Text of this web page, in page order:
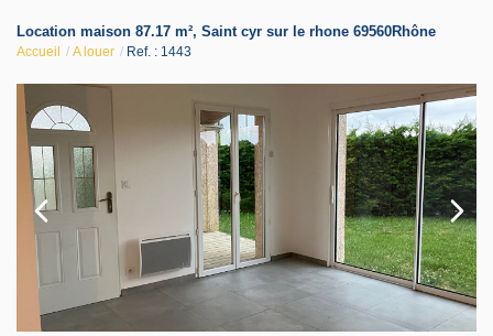
Gestion
Nos agences
Estimation
Contact
Location maison 87.17 m², Saint cyr sur le rhone 69560Rhône
Accueil A louer Ref. : 1443